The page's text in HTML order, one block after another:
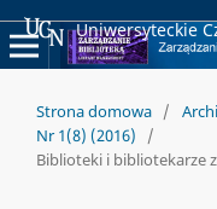
Uniwersyteckie
Strona domowa /
Nr 1(8) (2016)
/
Biblioteki i bibliotekarze